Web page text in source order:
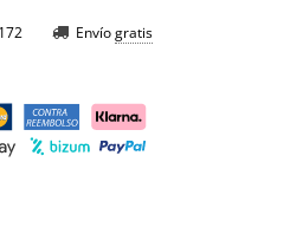
Envíogratis